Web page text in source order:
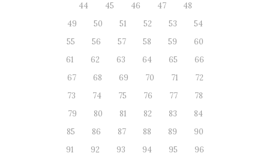
44
45 46 47
48
49
50 51 52 53
54
55
56 57 58 59
60
61
62 63 64 65
66
67
68 69 70 71
72
73
74 75 76 77
78
79
80 81 82 83
84
85
86 87 88 89
90
91
92 93 94 95
96